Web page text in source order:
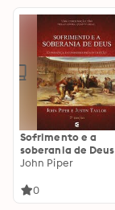
Sofrimento e a
soberania de Deus
John Piper
0